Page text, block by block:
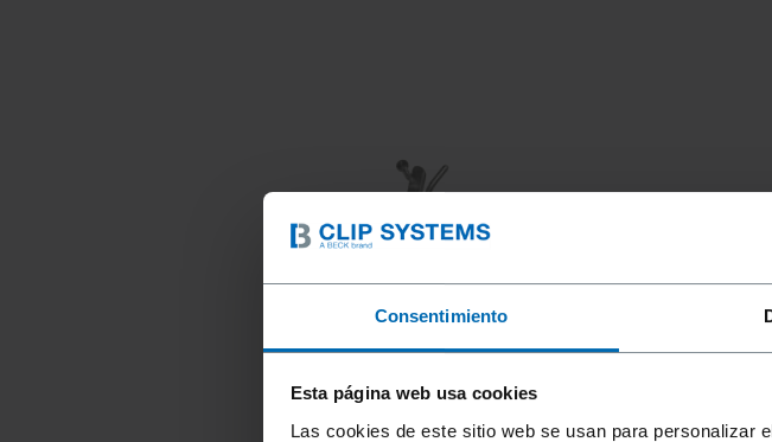
Consentimiento
Esta página web usa cookies
Las cookies de este sitio web se usan para personalizar